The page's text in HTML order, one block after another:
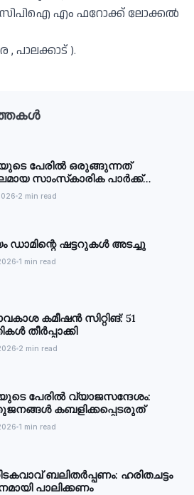
എം ഫറോക്ക് ലോക്കൽ
, പാലക്കാട് ).
പേരില്‍ ഒരുങ്ങുന്നത്
സാംസ്‌കാരിക പാര്‍ക്ക്
2 min read
ഡാമിന്റെ ഷട്ടറുകള്‍ അടച്ചു
1 min read
കമീഷന്‍ സിറ്റിങ്: 51
തീര്‍പ്പാക്കി
2 min read
പേരില്‍ വ്യാജസന്ദേശം:
കബളിക്കപ്പെടരുത്
1 min read
ബലിതര്‍പ്പണം: ഹരിതചട്ടം
പാലിക്കണം